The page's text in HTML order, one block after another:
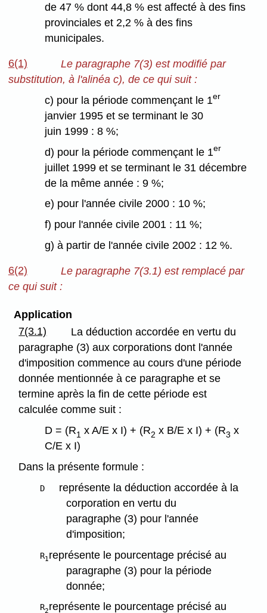
de 47 % dont 44,8 % est affecté à des fins
provinciales et 2,2 % à des fins
municipales.
6(1)
Le paragraphe 7(3) est modifié par
substitution, à l'alinéa c), de ce qui suit :
c) pour la période commençant le 1er
janvier 1995 et se terminant le 30
juin 1999 : 8 %;
d) pour la période commençant le 1er
juillet 1999 et se terminant le 31 décembre
de la même année : 9 %;
e) pour l'année civile 2000 : 10 %;
f) pour l'année civile 2001 : 11 %;
g) à partir de l'année civile 2002 : 12 %.
6(2)
Le paragraphe 7(3.1) est remplacé par
ce qui suit :
Application
7(3.1)
La déduction accordée en vertu du
paragraphe (3) aux corporations dont l'année
d'imposition commence au cours d'une période
donnée mentionnée à ce paragraphe et se
termine après la fin de cette période est
calculée comme suit :
D = (R1 x A/E x I) + (R2 x B/E x I) + (R3 x
C/E x I)
Dans la présente formule :
D représente la déduction accordée à la
corporation en vertu du
paragraphe (3) pour l'année
d'imposition;
R1représente le pourcentage précisé au
paragraphe (3) pour la période
donnée;
R2représente le pourcentage précisé au